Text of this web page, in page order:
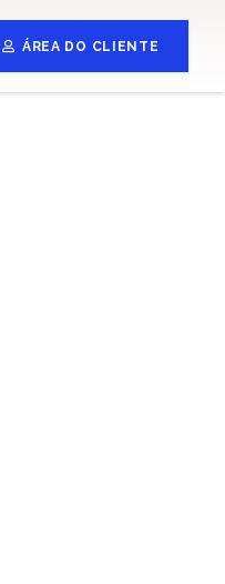
ÁREA DO CLIENTE